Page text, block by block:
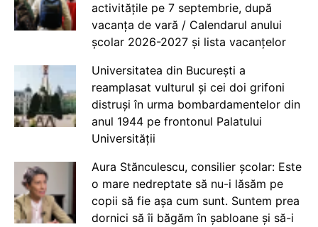
activitățile pe 7 septembrie, după
vacanța de vară / Calendarul anului
școlar 2026-2027 și lista vacanțelor
Universitatea din București a
reamplasat vulturul și cei doi grifoni
distruși în urma bombardamentelor din
anul 1944 pe frontonul Palatului
Universității
Aura Stănculescu, consilier școlar: Este
o mare nedreptate să nu-i lăsăm pe
copii să fie așa cum sunt. Suntem prea
dornici să îi băgăm în șabloane și să-i